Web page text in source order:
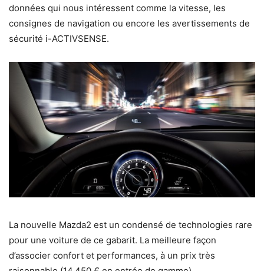
données qui nous intéressent comme la vitesse, les
consignes de navigation ou encore les avertissements de
sécurité i-ACTIVSENSE.
La nouvelle Mazda2 est un condensé de technologies rare
pour une voiture de ce gabarit. La meilleure façon
d’associer confort et performances, à un prix très